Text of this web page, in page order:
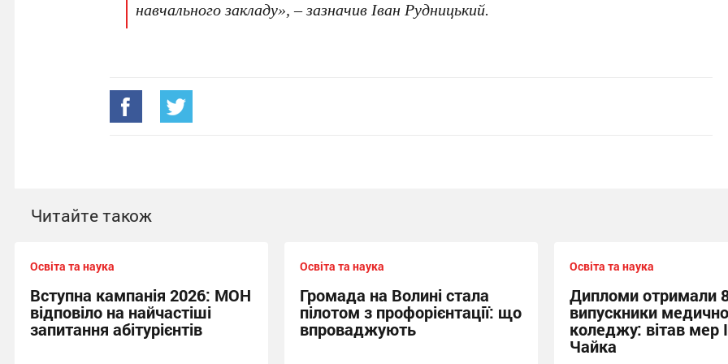
навчального закладу», – зазначив Іван Рудницький.
Читайте також
Освіта та наука
Вступна кампанія 2026: МОН
відповіло на найчастіші
запитання абітурієнтів
Освіта та наука
Громада на Волині стала
пілотом з профорієнтації: що
впроваджують
Освіта та наука
Дипломи отримали
випускники
коледжу: вітав мер
Чайка